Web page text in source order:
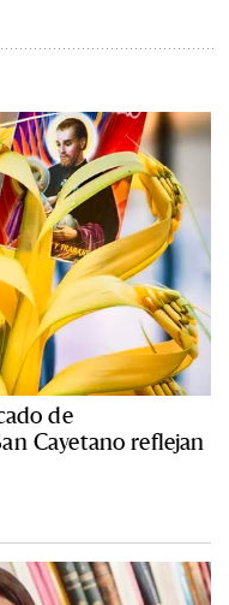
de
Cayetano reflejan